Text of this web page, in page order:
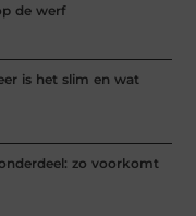
de werf
is het slim en wat
zo voorkomt